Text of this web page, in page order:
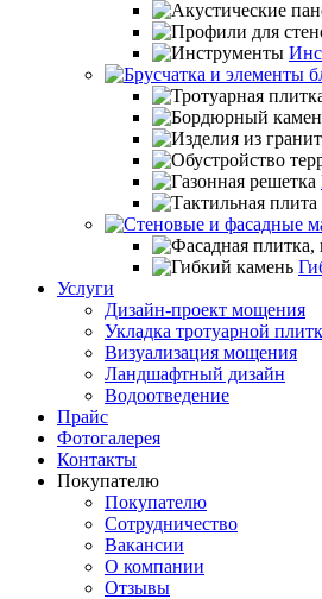
Услуги
Дизайн-проект мощения
Укладка тротуарной
Визуализация мощения
Ландшафтный дизайн
Водоотведение
Прайс
Фотогалерея
Контакты
Покупателю
Покупателю
Сотрудничество
Вакансии
О компании
Отзывы